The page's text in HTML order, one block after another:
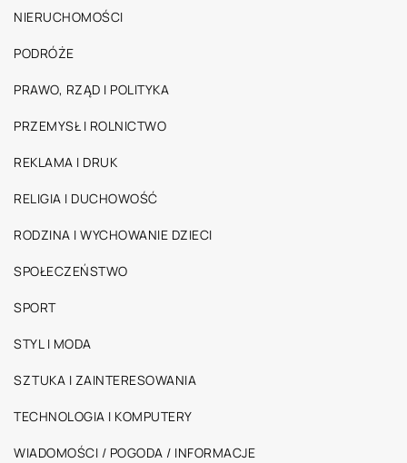
NIERUCHOMOŚCI
PODRÓŻE
PRAWO, RZĄD I POLITYKA
PRZEMYSŁ I ROLNICTWO
REKLAMA I DRUK
RELIGIA I DUCHOWOŚĆ
RODZINA I WYCHOWANIE DZIECI
SPOŁECZEŃSTWO
SPORT
STYL I MODA
SZTUKA I ZAINTERESOWANIA
TECHNOLOGIA I KOMPUTERY
WIADOMOŚCI / POGODA / INFORMACJE